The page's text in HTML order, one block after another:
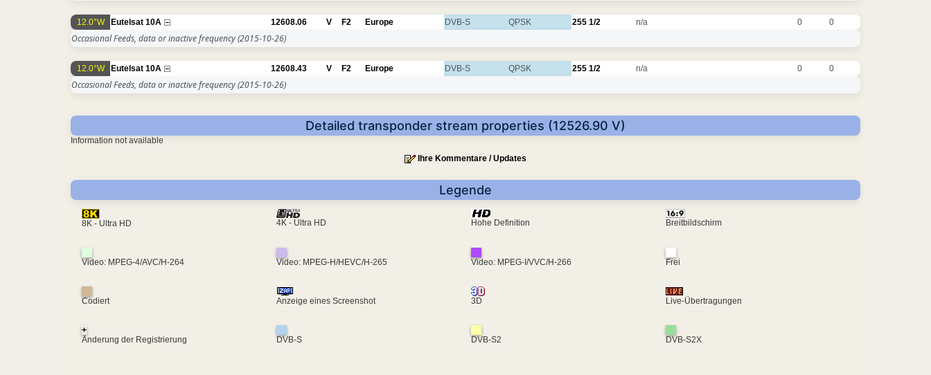
12.0°W Eutelsat 10A 12608.06 V F2 Europe DVB-S QPSK 255 1/2 n/a 0 0
Occasional Feeds, data or inactive frequency(2015-10-26)
12.0°W Eutelsat 10A 12608.43 V F2 Europe DVB-S QPSK 255 1/2 n/a 0 0
Occasional Feeds, data or inactive frequency(2015-10-26)
Detailed transponder stream properties (12526.90 V)
Information not available
Ihre Kommentare / Updates
Legende
8K - Ultra HD 4K - Ultra HD Hohe Definition Breitbildschirm
Video: MPEG-4/AVC/H-264 Video: MPEG-H/HEVC/H-265 Video: MPEG-I/VVC/H-266 Frei
Codiert Anzeige eines Screenshot 3D Live-Übertragungen
+
Änderung der Registrierung
DVB-S DVB-S2 DVB-S2X